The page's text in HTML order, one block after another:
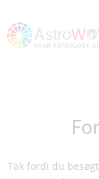
Tak fordi du